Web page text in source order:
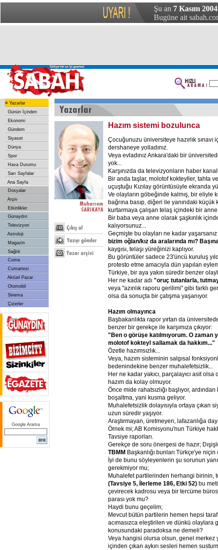
Şu an 7 Kasım
Bugüne ait
» Yazarlar
Günün İçinden
Ekonomi
Gündem
Siyaset
Dünya
Spor
Hava Durumu
Sarı Sayfalar
Ana Sayfa
Dosyalar
Arşiv
Etkinlikler
Günaydın
Televizyon
Astroloji
Magazin
Sağlık
Cuma
Cumartesi
Aktüel Pazar
Otomobil
Sinema
Çizerler
Google Arama
Hazım sistemi bozulunca
Çocuğunuzu üniversiteye hazırlık sınavı
dershaneye yolladınız.
Veya evladınız Ankara'daki bir
yok...
Karşınızda da televizyonların haber
Bir anda taşlar, molotof kokteyller, tahta
uçuştuğu Kızılay görüntüsüyle ekranda
Ve olayların göbeğinde kalmış, bir eliyle
bağrına basıp, diğeri ile yanındaki küçük
kurtarmaya çalışan telaş içindeki bir
Bir baba veya anne olarak şaşkınlık
kalıyorsunuz...
Geçmişte bu olayları ne kadar
bizim oğlan/kız da aralarında mı?
kaygısı, telaşı yüreğinizi kaplıyor.
Bu görüntüler sadece 23'üncü kuruluş
protesto etme amacıyla dün yapılan
Türkiye, bir aya yakın süredir benzer
Her ne kadar adı "oruç tutanlarla,
veya "azınlık raporu gerilimi" gibi farklı
olsa da sonuçta bir çatışma yaşanıyor.
Hazım olmayınca
Başbakanlıkta rapor yırtan da
benzer bir gerekçe ile karşımıza çıkıyor:
"Ben o görüşe katılmıyorum. O zaman
molotof kokteyl sallamak da hakkım..."
Özetle hazımsızlık...
Veya, hazım sisteminin salgısal
bedenindekine benzer muhalefetsizlik...
Her ne kadar yakıcı, parçalayıcı asit
hazım da kolay olmuyor.
Önce mide rahatsızlığı başlıyor, ardından
boşaltma, yani kusma geliyor.
Muhalefetsizlik dolayısıyla ortaya çıkan
uzun süredir yaşıyor.
Araştırmayan, üretmeyen, lafazanlığa
Örnek mi; AB Komisyonu'nun Türkiye
Tavsiye raporları.
Gerekçe de soru önergesi de hazır;
TBMM Başkanlığı bunları Türkçe'ye
İyi de bunu söyleyenlerin şu sorunun
gerekmiyor mu;
Muhalefet partilerinden herhangi birinin,
(Tavsiye 5, İlerleme 186, Etki 52) bu
çevirecek kadrosu veya bir tercüme
parası yok mu?
Haydi bunu geçelim;
Mevcut bütün partilerin hemen hepsi
acımasızca eleştirilen ve dünkü olaylara
konusundaki paradoksa ne demeli?
Veya hangisi olursa olsun, genel merkez
içinden çıkan aykırı sesleri hemen